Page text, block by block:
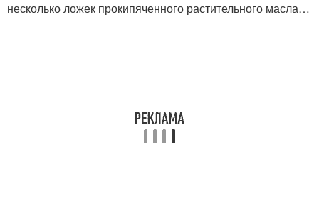
несколько ложек прокипяченного растительного масла…